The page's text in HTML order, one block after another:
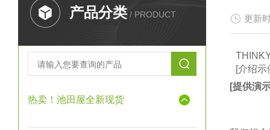
产品分类 / PRODUCT
热卖！池田屋全新现货
更新
[介绍
[提供演